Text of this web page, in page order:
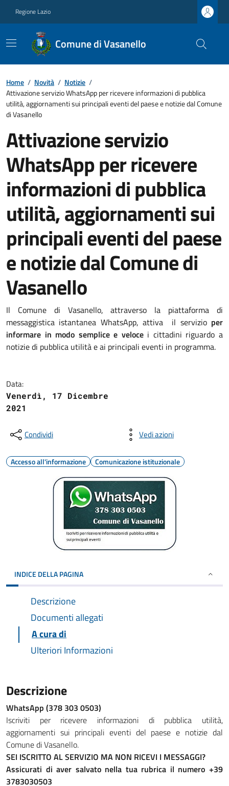
Regione Lazio
Comune di Vasanello
Home / Novità / Notizie /
Attivazione servizio WhatsApp per ricevere informazioni di pubblica
utilità, aggiornamenti sui principali eventi del paese e notizie dal Comune
di Vasanello
Attivazione servizio
WhatsApp per ricevere
informazioni di pubblica
utilità, aggiornamenti sui
principali eventi del paese
e notizie dal Comune di
Vasanello
Il Comune di Vasanello, attraverso la piattaforma di
messaggistica istantanea WhatsApp, attiva il servizio per
informare in modo semplice e veloce i cittadini riguardo a
notizie di pubblica utilità e ai principali eventi in programma.
Data:
Venerdì, 17 Dicembre
2021
Condividi Vedi azioni
Accesso all'informazione Comunicazione istituzionale
INDICE DELLA PAGINA
Descrizione
Documenti allegati
A cura di
Ulteriori Informazioni
Descrizione
WhatsApp (378 303 0503)
Iscriviti per ricevere informazioni di pubblica utilità,
aggiornamenti sui principali eventi del paese e notizie dal
Comune di Vasanello.
SEI ISCRITTO AL SERVIZIO MA NON RICEVI I MESSAGGI?
Assicurati di aver salvato nella tua rubrica il numero +39
3783030503